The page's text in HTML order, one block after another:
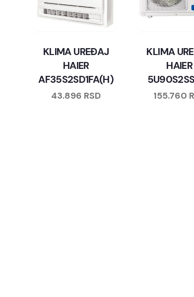
KLIMA UREĐAJ
HAIER
AF35S2SD1FA(H)
43.896 RSD
KLIMA
HAIER
155.760